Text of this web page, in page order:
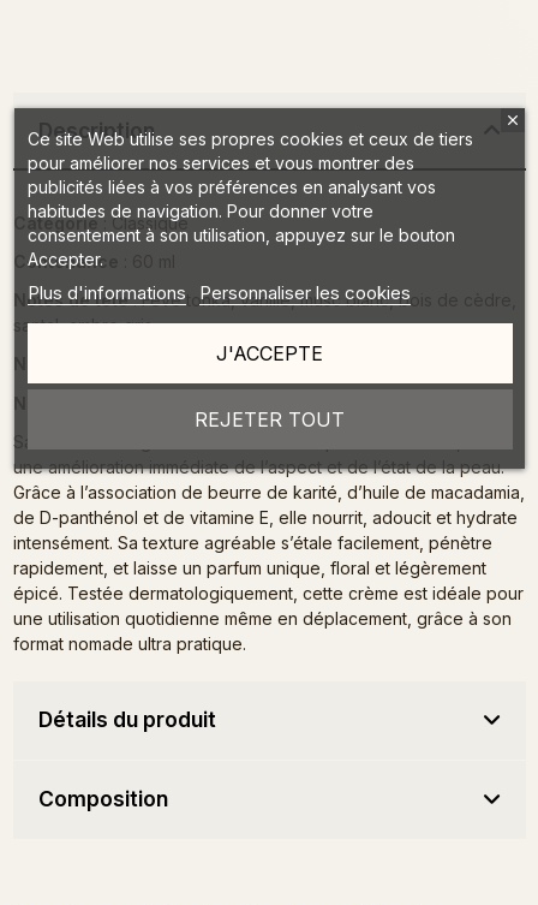
Description
Catégorie: Classique
Contenance
Notes de tête: Fève tonka, vanille, musc blanc, bois de cèdre,
santal, ambre gris
: Jasmin, freesia, patchouli
Sa formule soin garantit une action complète et efficace, avec
une amélioration immédiate de l’aspect et de l’état de la peau.
Grâce à l’association de beurre de karité, d’huile de macadamia,
de D-panthénol et de vitamine E, elle nourrit, adoucit et hydrate
intensément. Sa texture agréable s’étale facilement, pénètre
rapidement, et laisse un parfum unique, floral et légèrement
épicé. Testée dermatologiquement, cette crème est idéale pour
une utilisation quotidienne même en déplacement, grâce à son
format nomade ultra pratique.
Détails du produit
Composition
Ce site Web utilise ses propres cookies et ceux de tiers
pour améliorer nos services et vous montrer des
publicités liées à vos préférences en analysant vos
habitudes de navigation. Pour donner votre
consentement à son utilisation, appuyez sur le bouton
Accepter.
Plus d'informations Personnaliser les cookies
REJETER TOUT
J'ACCEPTE